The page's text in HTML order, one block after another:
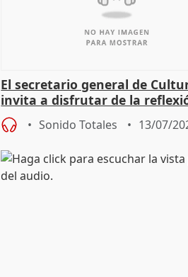
El secretario general de
invita a disfrutar de la
lo humano de Timón de Atenas
Sonido Totales 13/07/